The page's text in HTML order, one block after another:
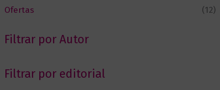
Ofertas
(12)
Filtrar por Autor
Filtrar por editorial